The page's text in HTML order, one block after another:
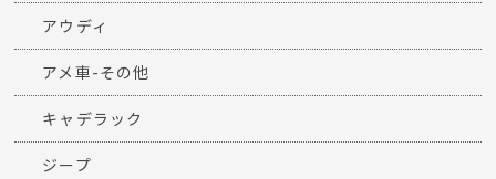
アウディ
アメ車-その他
キャデラック
ジープ